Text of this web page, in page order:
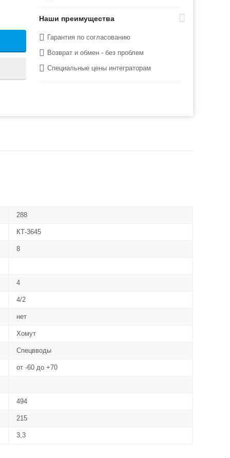
Наши преимущества
Гарантия по согласованию
Возврат и обмен - без проблем
Специальные цены интеграторам
288
КТ-3645
8
4
4/2
нет
Хомут
Спецвводы
от -60 до +70
494
215
3,3